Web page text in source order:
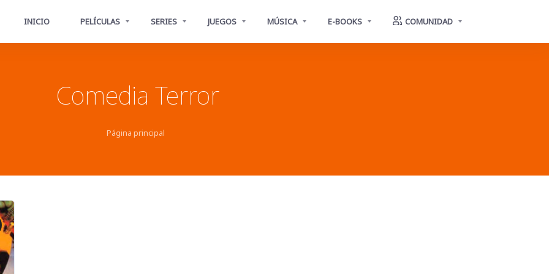
INICIO PELÍCULAS SERIES JUEGOS MÚSICA E-BOOKS COMUNIDAD
Comedia Terror
Página principal